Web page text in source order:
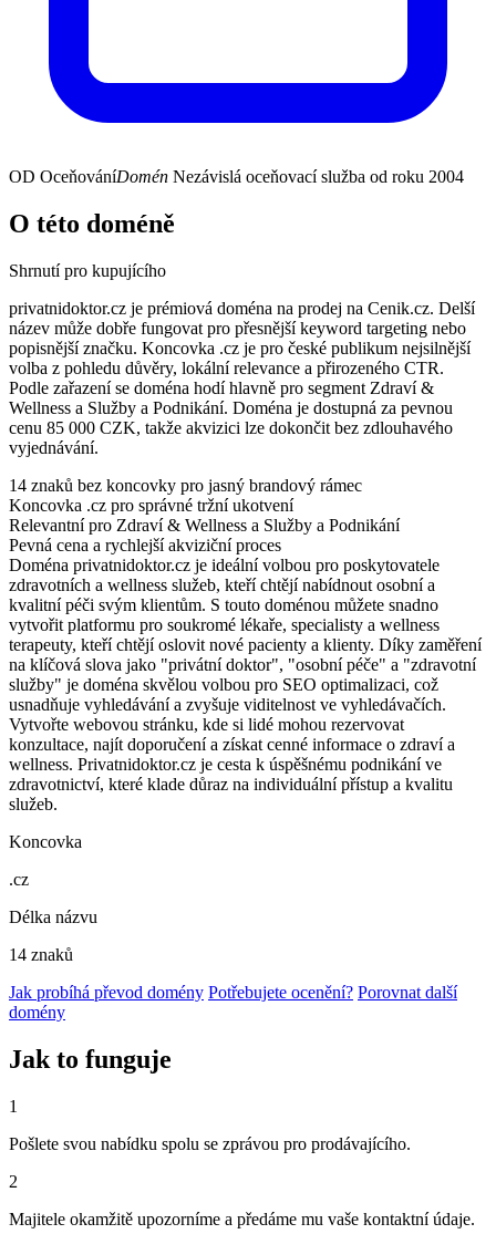
OD OceňováníDomén Nezávislá oceňovací služba od roku 2004
O této doméně
Shrnutí pro kupujícího
privatnidoktor.cz je prémiová doména na prodej na Cenik.cz. Delší
název může dobře fungovat pro přesnější keyword targeting nebo
popisnější značku. Koncovka .cz je pro české publikum nejsilnější
volba z pohledu důvěry, lokální relevance a přirozeného CTR.
Podle zařazení se doména hodí hlavně pro segment Zdraví &
Wellness a Služby a Podnikání. Doména je dostupná za pevnou
cenu 85 000 CZK, takže akvizici lze dokončit bez zdlouhavého
vyjednávání.
14 znaků bez koncovky pro jasný brandový rámec
Koncovka .cz pro správné tržní ukotvení
Relevantní pro Zdraví & Wellness a Služby a Podnikání
Pevná cena a rychlejší akviziční proces
Doména privatnidoktor.cz je ideální volbou pro poskytovatele
zdravotních a wellness služeb, kteří chtějí nabídnout osobní a
kvalitní péči svým klientům. S touto doménou můžete snadno
vytvořit platformu pro soukromé lékaře, specialisty a wellness
terapeuty, kteří chtějí oslovit nové pacienty a klienty. Díky zaměření
na klíčová slova jako "privátní doktor", "osobní péče" a "zdravotní
služby" je doména skvělou volbou pro SEO optimalizaci, což
usnadňuje vyhledávání a zvyšuje viditelnost ve vyhledávačích.
Vytvořte webovou stránku, kde si lidé mohou rezervovat
konzultace, najít doporučení a získat cenné informace o zdraví a
wellness. Privatnidoktor.cz je cesta k úspěšnému podnikání ve
zdravotnictví, které klade důraz na individuální přístup a kvalitu
služeb.
Koncovka
.cz
Délka názvu
14 znaků
Jak probíhá převod domény Potřebujete ocenění? Porovnat další
domény
Jak to funguje
1
Pošlete svou nabídku spolu se zprávou pro prodávajícího.
2
Majitele okamžitě upozorníme a předáme mu vaše kontaktní údaje.